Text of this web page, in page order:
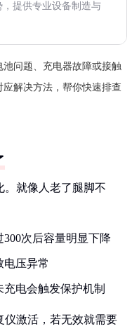
提供专业设备制造与
问题、充电器故障或接触
解决方法，帮你快速排查
。就像人老了腿脚不
次后容量明显下降
电压异常
电会触发保护机制
仪激活，若无效就需要